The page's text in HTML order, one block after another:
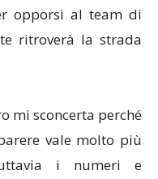
opporsi al team di
ritroverà la strada
mi sconcerta perché
vale molto più
i numeri e